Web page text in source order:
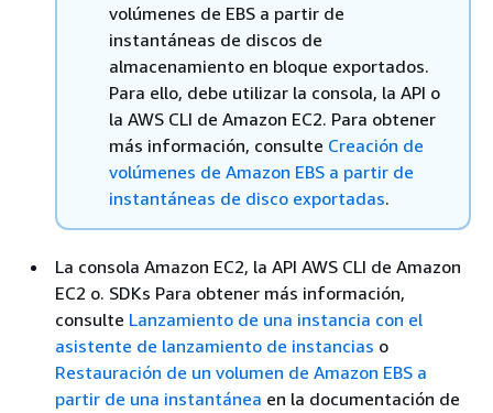
volúmenes de EBS a partir de
instantáneas de discos de
almacenamiento en bloque exportados.
Para ello, debe utilizar la consola, la API o
la AWS CLI de Amazon EC2. Para obtener
más información, consulte Creación de
volúmenes de Amazon EBS a partir de
instantáneas de disco exportadas.
La consola Amazon EC2, la API AWS CLI de Amazon
EC2 o. SDKs Para obtener más información,
consulte Lanzamiento de una instancia con el
asistente de lanzamiento de instancias o
Restauración de un volumen de Amazon EBS a
partir de una instantánea en la documentación de